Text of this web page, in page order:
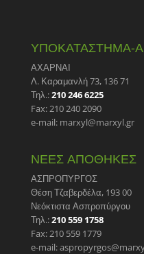
ΥΠΟΚΑΤΑΣΤΗΜΑ-
ΑΧΑΡΝΑΙ
Λ. Καραμανλή 73, 136 71
Τηλ.:210 246 6225
Fax: 210 240 2090
e-mail: marxyl@marxyl.gr
ΝΕΕΣ ΑΠΟΘΗΚΕΣ
ΑΣΠΡΟΠΥΡΓΟΣ
Θέση Τζαβερδέλα, 193 00
Νεόκτιστα Ασπροπύργου
Τηλ.:210 559 1758
Fax: 210 559 1779
e-mail: